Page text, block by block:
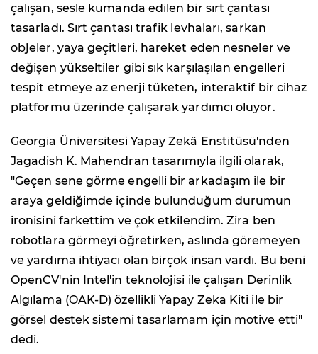
çalışan, sesle kumanda edilen bir sırt çantası
tasarladı. Sırt çantası trafik levhaları, sarkan
objeler, yaya geçitleri, hareket eden nesneler ve
değişen yükseltiler gibi sık karşılaşılan engelleri
tespit etmeye az enerji tüketen, interaktif bir cihaz
platformu üzerinde çalışarak yardımcı oluyor.
Georgia Üniversitesi Yapay Zekâ Enstitüsü'nden
Jagadish K. Mahendran tasarımıyla ilgili olarak,
"Geçen sene görme engelli bir arkadaşım ile bir
araya geldiğimde içinde bulunduğum durumun
ironisini farkettim ve çok etkilendim. Zira ben
robotlara görmeyi öğretirken, aslında göremeyen
ve yardıma ihtiyacı olan birçok insan vardı. Bu beni
OpenCV'nin Intel'in teknolojisi ile çalışan Derinlik
Algılama (OAK-D) özellikli Yapay Zeka Kiti ile bir
görsel destek sistemi tasarlamam için motive etti"
dedi.